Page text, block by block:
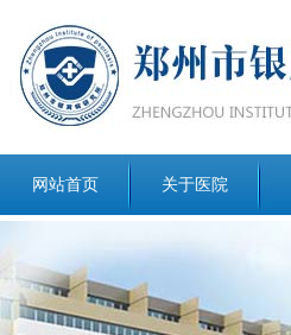
网站首页 关于医院